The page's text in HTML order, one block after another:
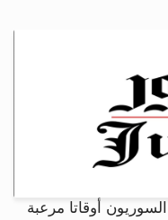
أوقاتا مرعبة